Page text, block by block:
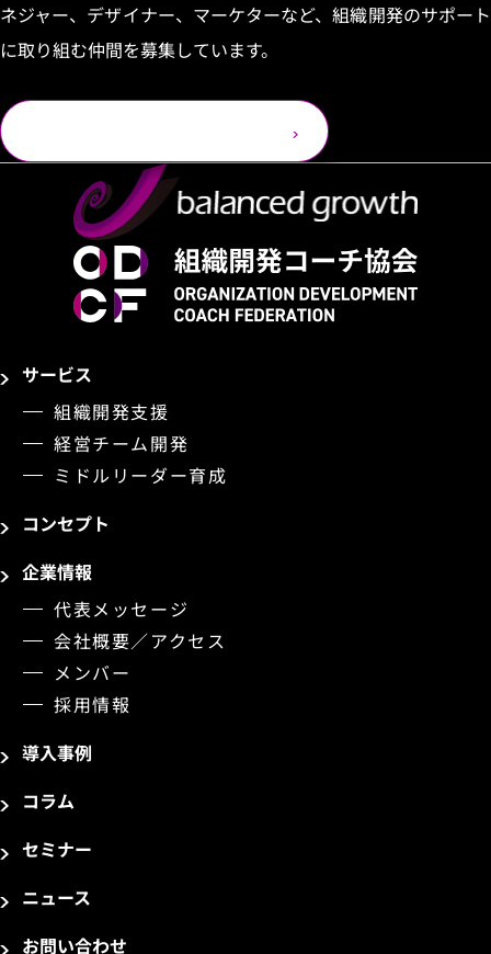
ネジャー、デザイナー、マーケターなど、組織開発のサポート
に取り組む仲間を募集しています。
サービス
組織開発支援
経営チーム開発
ミドルリーダー育成
コンセプト
企業情報
代表メッセージ
会社概要／アクセス
メンバー
採用情報
導入事例
コラム
セミナー
ニュース
お問い合わせ